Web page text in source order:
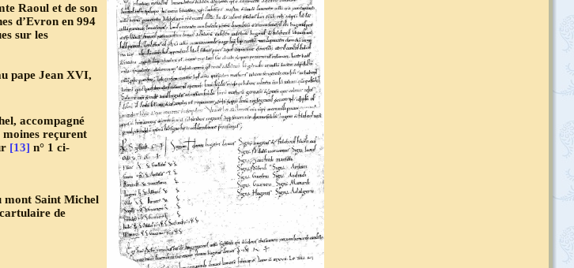
Raoul et de son
d’Evron en 994
sur les
pape Jean XVI,
accompagné
moines reçurent
[13] n° 1 ci-
mont Saint Michel
de